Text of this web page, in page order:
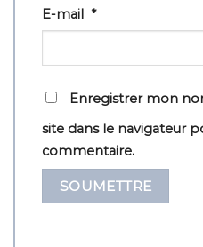
E-mail *
Enregistrer mon
site dans le navigateur
commentaire.